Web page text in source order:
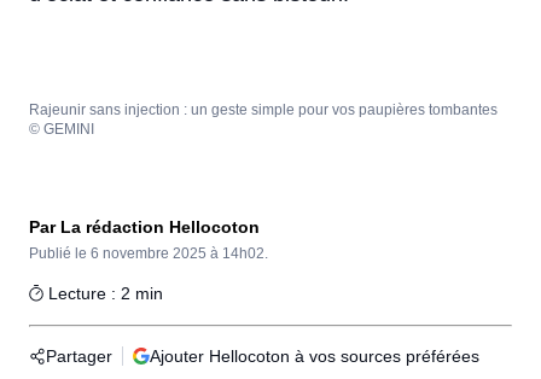
Rajeunir sans injection : un geste simple pour vos paupières tombantes
© GEMINI
Par La rédaction Hellocoton
Publié le 6 novembre 2025 à 14h02.
Lecture : 2 min
Partager Ajouter Hellocoton à vos sources préférées